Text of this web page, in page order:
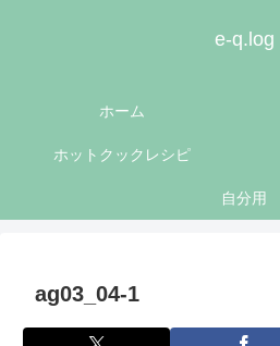
e-q.log
ホーム
ホットクックレシピ
自分用
ag03_04-1